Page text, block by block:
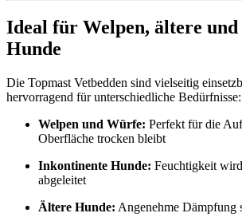
Ideal für Welpen, ältere und
Hunde
Die Topmast Vetbedden sind vielseitig
hervorragend für unterschiedliche Bedürfnisse:
Welpen und Würfe: Perfekt für die
Oberfläche trocken bleibt
Inkontinente Hunde: Feuchtigkeit
abgeleitet
Ältere Hunde: Angenehme Dämpfung